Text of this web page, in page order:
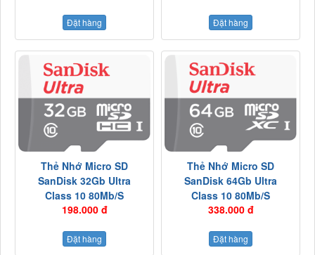
Đặt hàng Đặt hàng
Thẻ Nhớ Micro SD
SanDisk 32Gb Ultra
Class 10 80Mb/s
198.000 đ
Đặt hàng
Thẻ Nhớ Micro SD
SanDisk 64Gb Ultra
Class 10 80Mb/s
338.000 đ
Đặt hàng